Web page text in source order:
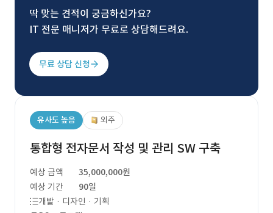
딱 맞는 견적이 궁금하신가요?
IT 전문 매니저가 무료로 상담해드려요.
무료 상담 신청
유사도 높음 외주
통합형 전자문서 작성 및 관리 SW 구축
예상 금액
35,000,000원
예상 기간
90일
개발 · 디자인 · 기획